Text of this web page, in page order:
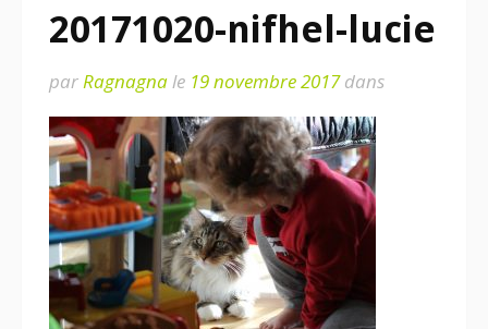
20171020-nifhel-lucie
parRagnagnale 19 novembre 2017dans